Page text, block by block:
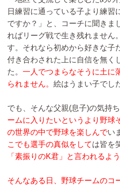
日練習に通っている子より練習
ですか？」と、コーチに聞きま
ればリーグ戦で生き残れません
す。それなら初めから好きな子
付き合わされた上に自信を無く
た。 一人でつまらなそうに土に
られません。 絵はうまい子でし
でも、そんな父親(息子)の気持ち
ームに入りたいというより野球
の世界の中で野球を楽しんでい
こでも選手の真似をしては皆を
「素振りのK君」と言われるよ
そんなある日、野球チームのコ